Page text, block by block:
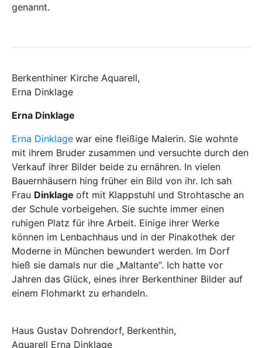
genannt.
Berkenthiner Kirche Aquarell,
Erna Dinklage
Erna Dinklage
Erna Dinklage war eine fleißige Malerin. Sie wohnte
mit ihrem Bruder zusammen und versuchte durch den
Verkauf ihrer Bilder beide zu ernähren. In vielen
Bauernhäusern hing früher ein Bild von ihr. Ich sah
Frau Dinklage oft mit Klappstuhl und Strohtasche an
der Schule vorbeigehen. Sie suchte immer einen
ruhigen Platz für ihre Arbeit. Einige ihrer Werke
können im Lenbachhaus und in der Pinakothek der
Moderne in München bewundert werden. Im Dorf
hieß sie damals nur die „Maltante“. Ich hatte vor
Jahren das Glück, eines ihrer Berkenthiner Bilder auf
einem Flohmarkt zu erhandeln.
Haus Gustav Dohrendorf, Berkenthin,
Aquarell Erna Dinklage